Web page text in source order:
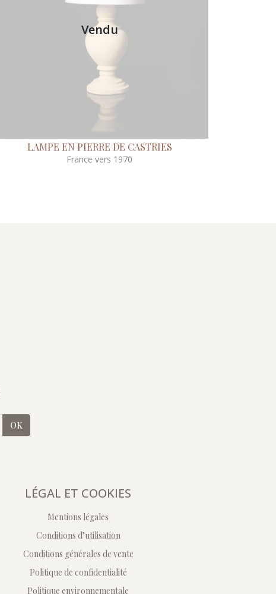
Vendu
LAMPE EN PIERRE DE CASTRIES
France vers 1970
OK
LÉGAL ET COOKIES
Mentions légales
Conditions d’utilisation
Conditions générales de vente
Politique de confidentialité
Politique environnementale